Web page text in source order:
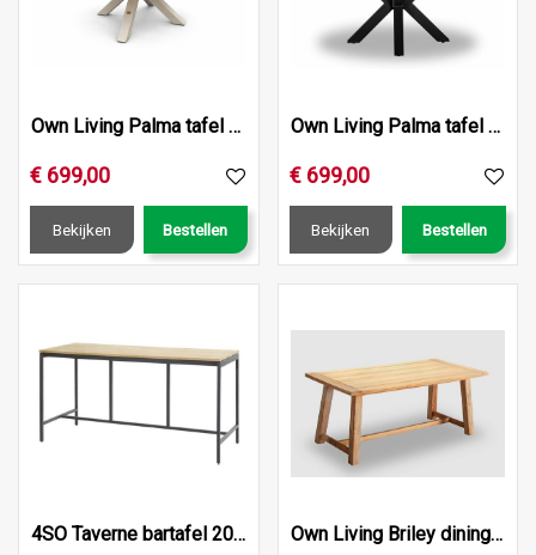
Own Living Palma tafel rond dia. 140cm, Frame ALU Pearl, Te…
€ 699,00
Bekijken Bestellen
Own Living Palma tafel rond dia. 140cm, Frame ALU Dark anth…
€ 699,00
Bekijken Bestellen
4SO Taverne bartafel 200 x 85 x 105 cm. Own Living Briley dining tafel 180cm, Teak